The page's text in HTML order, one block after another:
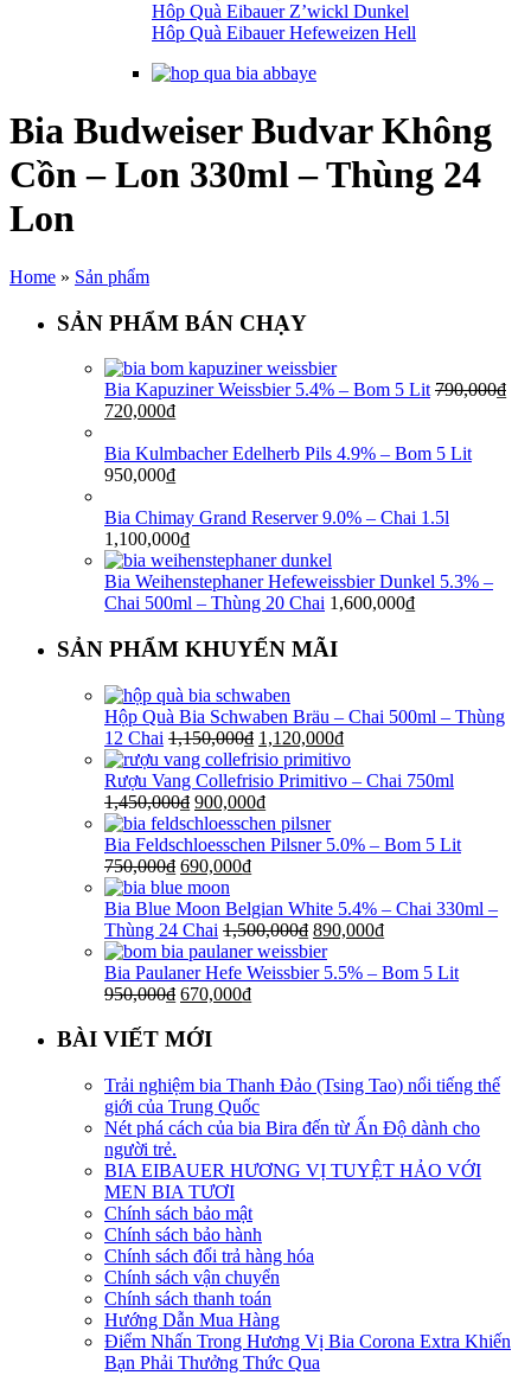
Hôp Quà Eibauer Z’wickl Dunkel
Hôp Quà Eibauer Hefeweizen Hell
Bia Budweiser Budvar Không
Cồn – Lon 330ml – Thùng 24
Lon
Home » Sản phẩm
SẢN PHẨM BÁN CHẠY
Bia Kapuziner Weissbier 5.4% – Bom 5 Lit 790,000₫
720,000₫
Bia Kulmbacher Edelherb Pils 4.9% – Bom 5 Lit
950,000₫
Bia Chimay Grand Reserver 9.0% – Chai 1.5l
1,100,000₫
Bia Weihenstephaner Hefeweissbier Dunkel 5.3% –
Chai 500ml – Thùng 20 Chai 1,600,000₫
SẢN PHẨM KHUYẾN MÃI
Hộp Quà Bia Schwaben Bräu – Chai 500ml – Thùng
12 Chai 1,150,000₫ 1,120,000₫
Rượu Vang Collefrisio Primitivo – Chai 750ml
1,450,000₫ 900,000₫
Bia Feldschloesschen Pilsner 5.0% – Bom 5 Lit
750,000₫ 690,000₫
Bia Blue Moon Belgian White 5.4% – Chai 330ml –
Thùng 24 Chai 1,500,000₫ 890,000₫
Bia Paulaner Hefe Weissbier 5.5% – Bom 5 Lit
950,000₫ 670,000₫
BÀI VIẾT MỚI
Trải nghiệm bia Thanh Đảo (Tsing Tao) nổi tiếng thế
giới của Trung Quốc
Nét phá cách của bia Bira đến từ Ấn Độ dành cho
người trẻ.
BIA EIBAUER HƯƠNG VỊ TUYỆT HẢO VỚI
MEN BIA TƯƠI
Chính sách bảo mật
Chính sách bảo hành
Chính sách đổi trả hàng hóa
Chính sách vận chuyển
Chính sách thanh toán
Hướng Dẫn Mua Hàng
Điểm Nhấn Trong Hương Vị Bia Corona Extra Khiến
Bạn Phải Thưởng Thức Qua